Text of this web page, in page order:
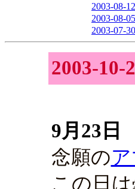
2003-08-12
2003-08-05
2003-07-30
2003-
9月23日
念願の
この日